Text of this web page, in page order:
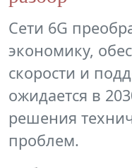
Сети 6G
экономику,
скорости и
ожидается в
решения
проблем.